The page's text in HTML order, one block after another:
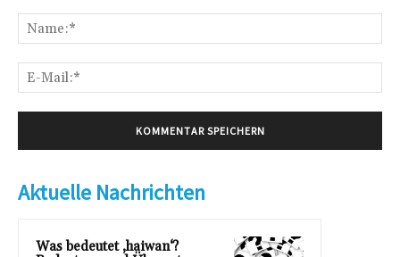
Aktuelle Nachrichten
Was bedeutet ‚haiwan‘?